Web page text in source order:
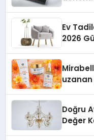
Ev
2026
Doğru
Değer